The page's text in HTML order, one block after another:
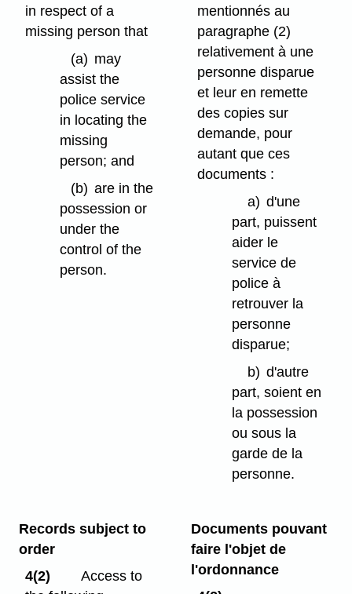
in respect of a
missing person that
(a) may
assist the
police service
in locating the
missing
person; and
(b) are in the
possession or
under the
control of the
person.
mentionnés au
paragraphe (2)
relativement à une
personne disparue
et leur en remette
des copies sur
demande, pour
autant que ces
documents :
a) d'une
part, puissent
aider le
service de
police à
retrouver la
personne
disparue;
b) d'autre
part, soient en
la possession
ou sous la
garde de la
personne.
Records subject to
order
4(2)
Access to
Documents pouvant
faire l'objet de
l'ordonnance